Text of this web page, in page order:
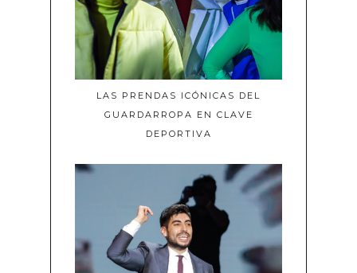
LAS PRENDAS ICÓNICAS DEL
GUARDARROPA EN CLAVE
DEPORTIVA